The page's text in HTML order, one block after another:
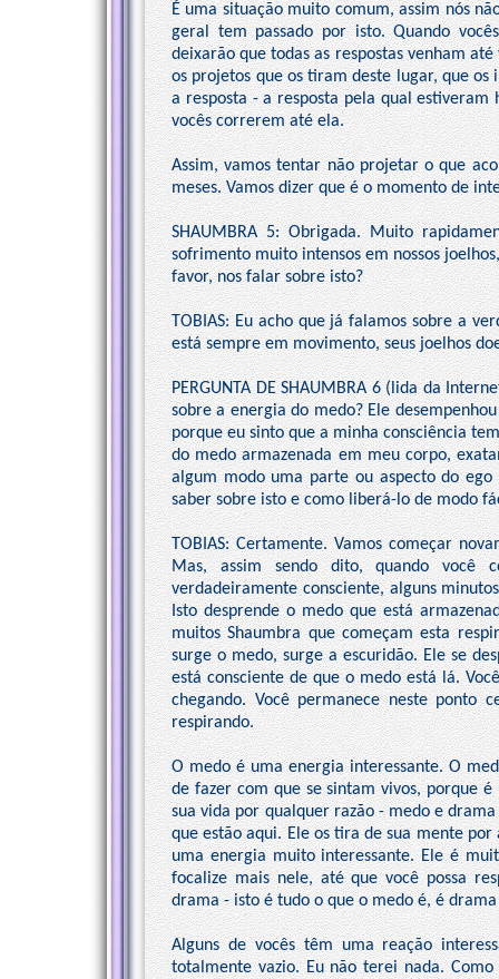
É uma situação muito comum, assim nós
geral tem passado por isto. Quando
deixarão que todas as respostas venham
os projetos que os tiram deste lugar, que
a resposta - a resposta pela qual
vocês correrem até ela.
Assim, vamos tentar não projetar o que
meses. Vamos dizer que é o momento de
SHAUMBRA 5: Obrigada. Muito
sofrimento muito intensos em nossos
favor, nos falar sobre isto?
TOBIAS: Eu acho que já falamos sobre a
está sempre em movimento, seus joelhos
PERGUNTA DE SHAUMBRA 6 (lida da
sobre a energia do medo? Ele
porque eu sinto que a minha consciência
do medo armazenada em meu corpo,
algum modo uma parte ou aspecto do
saber sobre isto e como liberá-lo de modo
TOBIAS: Certamente. Vamos começar
Mas, assim sendo dito, quando você
verdadeiramente consciente, alguns
Isto desprende o medo que está
muitos Shaumbra que começam esta
surge o medo, surge a escuridão. Ele se
está consciente de que o medo está lá.
chegando. Você permanece neste ponto
respirando.
O medo é uma energia interessante. O
de fazer com que se sintam vivos, porque
sua vida por qualquer razão - medo e
que estão aqui. Ele os tira de sua mente
uma energia muito interessante. Ele é
focalize mais nele, até que você possa
drama - isto é tudo o que o medo é, é
Alguns de vocês têm uma reação
totalmente vazio. Eu não terei nada.